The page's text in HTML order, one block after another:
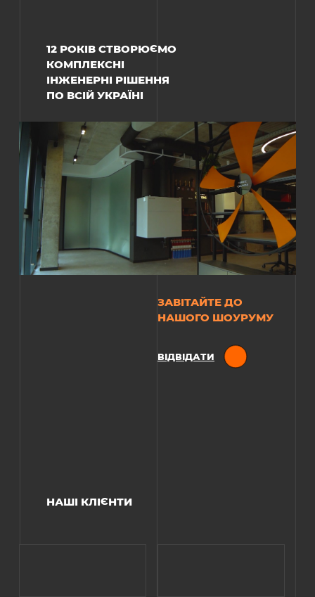
12 РОКІВ СТВОРЮЄМО
КОМПЛЕКСНІ
ІНЖЕНЕРНІ РІШЕННЯ
ПО ВСІЙ УКРАЇНІ
ЗАВІТАЙТЕ ДО
НАШОГО ШОУРУМУ
ВІДВІДАТИ
НАШІ КЛІЄНТИ